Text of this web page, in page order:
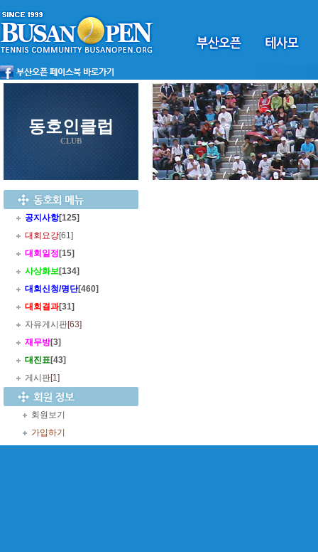
동호인클럽
CLUB
공지사항[125]
대회요강[61]
대회일정 [15]
사상화보[134]
대회신청/명단[460]
대회결과[31]
자유게시판[63]
재무방[3]
대진표[43]
게시판[1]
회원보기
가입하기